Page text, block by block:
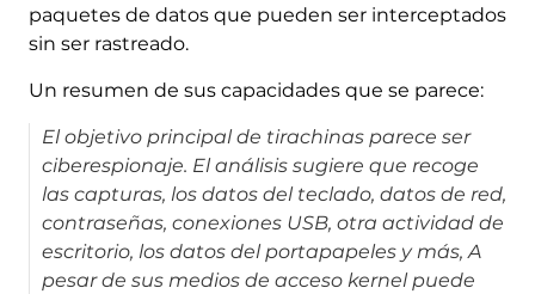
paquetes de datos que pueden ser interceptados
sin ser rastreado.
Un resumen de sus capacidades que se parece:
El objetivo principal de tirachinas parece ser
ciberespionaje. El análisis sugiere que recoge
las capturas, los datos del teclado, datos de red,
contraseñas, conexiones USB, otra actividad de
escritorio, los datos del portapapeles y más, A
pesar de sus medios de acceso kernel puede